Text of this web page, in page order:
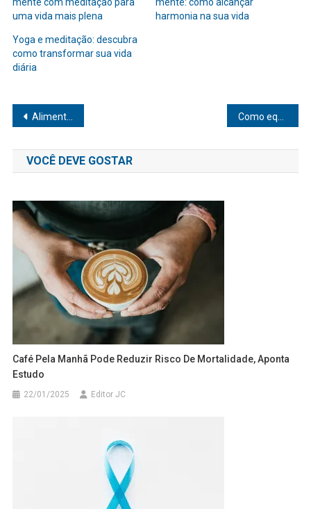
uma vida mais plena
harmonia na sua vida
Yoga e meditação: descubra
como transformar sua vida
diária
Navegação
de
Post
Alimentos que fortalecem o sistema imunológico: descubra quais são
VOCÊ DEVE GOSTAR
Café Pela Manhã Pode Reduzir Risco De Mortalidade, Aponta
Estudo
22/01/2025 Editor JC